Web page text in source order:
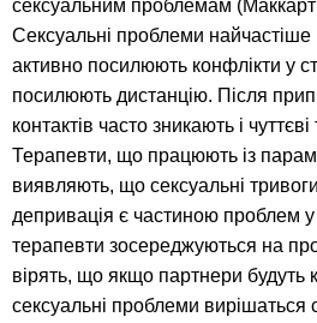
сексуальним проблемам
Сексуальні проблеми
активно посилюють конфлікти у
посилюють дистанцію. Після
контактів часто зникають і
Терапевти, що працюють із
виявляють, що сексуальні
депривація є частиною проблем у
терапевти зосереджуються на
вірять, що якщо партнери будуть
сексуальні проблеми вирішаться